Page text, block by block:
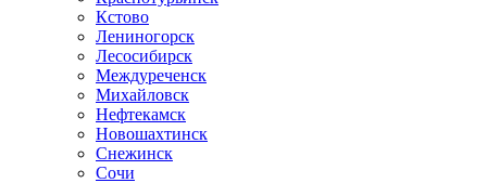
Кстово
Лениногорск
Лесосибирск
Междуреченск
Михайловск
Нефтекамск
Новошахтинск
Снежинск
Сочи